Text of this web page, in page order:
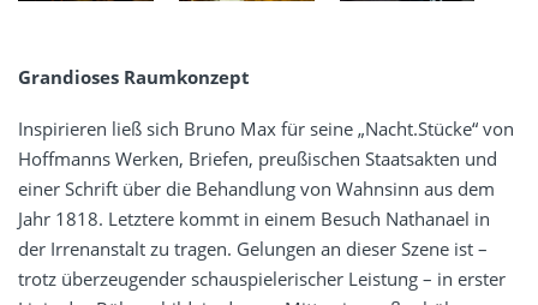
Grandioses Raumkonzept
Inspirieren ließ sich Bruno Max für seine „Nacht.Stücke“ von
Hoffmanns Werken, Briefen, preußischen Staatsakten und
einer Schrift über die Behandlung von Wahnsinn aus dem
Jahr 1818. Letztere kommt in einem Besuch Nathanael in
der Irrenanstalt zu tragen. Gelungen an dieser Szene ist –
trotz überzeugender schauspielerischer Leistung – in erster